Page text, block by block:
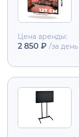
Цена аренды:
2 850 ₽ /за день